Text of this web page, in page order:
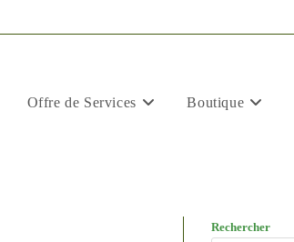
Offre de Services Boutique
Rechercher